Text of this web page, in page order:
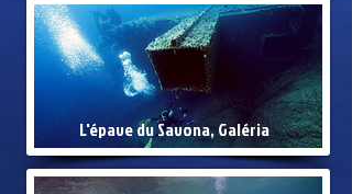
L'épave du Savona, Galéria